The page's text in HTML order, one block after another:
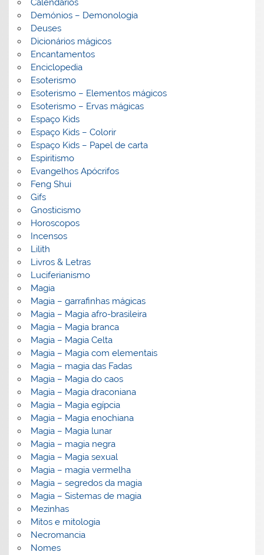
Calendários
Demónios – Demonologia
Deuses
Dicionários mágicos
Encantamentos
Enciclopedia
Esoterismo
Esoterismo – Elementos mágicos
Esoterismo – Ervas mágicas
Espaço Kids
Espaço Kids – Colorir
Espaço Kids – Papel de carta
Espiritismo
Evangelhos Apócrifos
Feng Shui
Gifs
Gnosticismo
Horoscopos
Incensos
Lilith
Livros & Letras
Luciferianismo
Magia
Magia – garrafinhas mágicas
Magia – Magia afro-brasileira
Magia – Magia branca
Magia – Magia Celta
Magia – Magia com elementais
Magia – magia das Fadas
Magia – Magia do caos
Magia – Magia draconiana
Magia – Magia egípcia
Magia – Magia enochiana
Magia – Magia lunar
Magia – magia negra
Magia – Magia sexual
Magia – magia vermelha
Magia – segredos da magia
Magia – Sistemas de magia
Mezinhas
Mitos e mitologia
Necromancia
Nomes